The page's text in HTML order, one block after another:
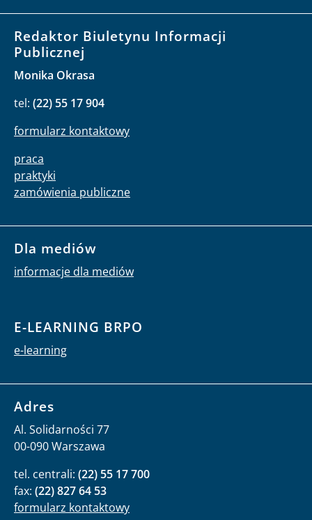
Redaktor Biuletynu Informacji
Publicznej
Monika Okrasa
tel: (22) 55 17 904
formularz kontaktowy
praca
praktyki
zamówienia publiczne
Dla mediów
informacje dla mediów
E-LEARNING BRPO
e-learning
Adres
Al. Solidarności 77
00-090 Warszawa
tel. centrali: (22) 55 17 700
fax: (22) 827 64 53
formularz kontaktowy